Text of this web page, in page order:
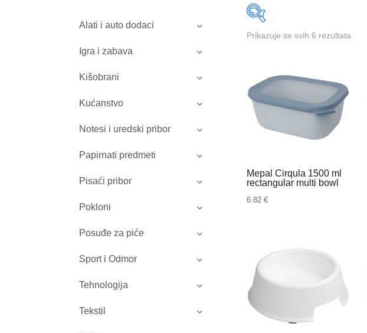
Alati i auto dodaci
Igra i zabava
Kišobrani
Kućanstvo
Notesi i uredski pribor
Papirnati predmeti
Pisaći pribor
Pokloni
Posuđe za piće
Sport i Odmor
Tehnologija
Tekstil
Prikazuje se svih 6 rezultata
Mepal Cirqula 1500 ml
rectangular multi bowl
6.82 €